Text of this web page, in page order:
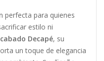
perfecta para quienes
estilo ni
Decapé, su
un toque de elegancia